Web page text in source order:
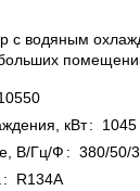
с водяным
кВт:
1045
В/Гц/Ф : 380/50/3
: R134A